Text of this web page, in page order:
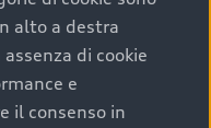
tramite Audi
alto a destra
di cookie
e
il consenso in